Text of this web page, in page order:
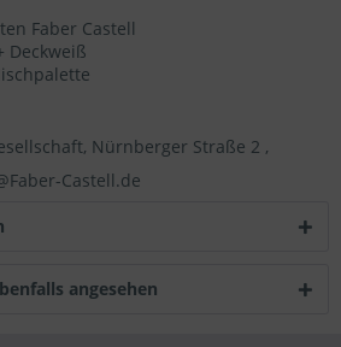
Faber Castell
Deckweiß
Nürnberger Straße 2 ,
Castell.de
angesehen